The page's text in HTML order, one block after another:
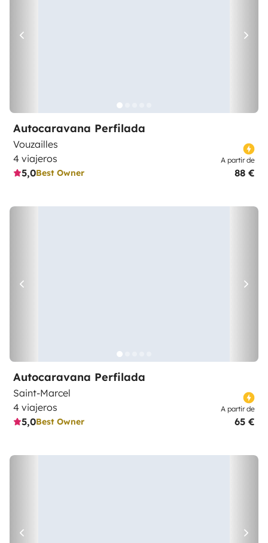
Autocaravana Perfilada
Vouzailles
4 viajeros
5,0Best Owner
A partir de
88 €
Autocaravana Perfilada
Saint-Marcel
4 viajeros
5,0Best Owner
A partir de
65 €